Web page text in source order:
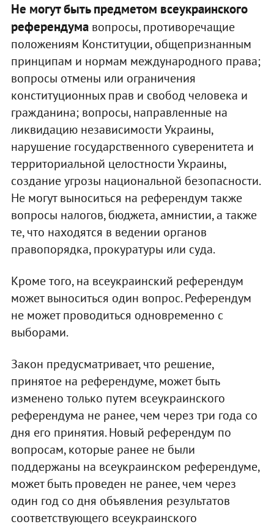
Не могут быть предметом всеукраинского
референдумавопросы, противоречащие
положениям Конституции, общепризнанным
принципам и нормам международного права;
вопросы отмены или ограничения
конституционных прав и свобод человека и
гражданина; вопросы, направленные на
ликвидацию независимости Украины,
нарушение государственного суверенитета и
территориальной целостности Украины,
создание угрозы национальной безопасности.
Не могут выноситься на референдум также
вопросы налогов, бюджета, амнистии, а также
те, что находятся в ведении органов
правопорядка, прокуратуры или суда.
Кроме того, на всеукраинский референдум
может выноситься один вопрос. Референдум
не может проводиться одновременно с
выборами.
Закон предусматривает, что решение,
принятое на референдуме, может быть
изменено только путем всеукраинского
референдума не ранее, чем через три года со
дня его принятия. Новый референдум по
вопросам, которые ранее не были
поддержаны на всеукраинском референдуме,
может быть проведен не ранее, чем через
один год со дня объявления результатов
соответствующего всеукраинского